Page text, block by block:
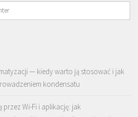
— kiedy warto ją stosować i jak
kondensatu
Wi-Fi i aplikację: jak